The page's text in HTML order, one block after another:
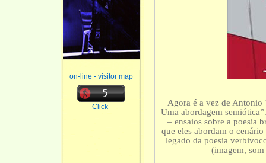
on-line - visitor map
Click
Agora é a vez de Antonio
Uma abordagem
– ensaios sobre a poesia
que eles abordam o
legado da poesia
(imagem,